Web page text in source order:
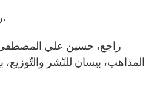
راجع، المصدر، ص 71.